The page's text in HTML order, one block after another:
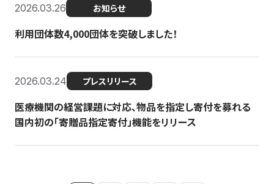
2026.03.26 お知らせ
利用団体数4,000団体を突破しました！
2026.03.24 プレスリリース
医療機関の経営課題に対応、物品を指定し寄付を募れる
国内初の「寄贈品指定寄付」機能をリリース